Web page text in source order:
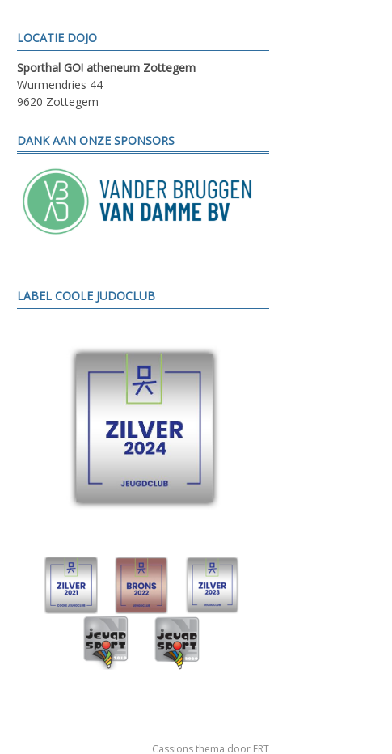
LOCATIE DOJO
Sporthal GO! atheneum Zottegem
Wurmendries 44
9620 Zottegem
DANK AAN ONZE SPONSORS
LABEL COOLE JUDOCLUB
Cassions thema door FRT